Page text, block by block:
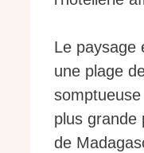
Le paysage
une plage
plus grande
de